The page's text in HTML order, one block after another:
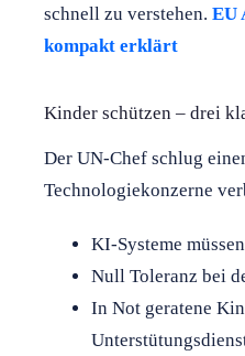
schnell zu verstehen. EU
kompakt erklärt
Kinder schützen – drei
Der UN-Chef schlug
Technologiekonzerne
KI-Systeme
Null Toleranz bei
In Not geratene